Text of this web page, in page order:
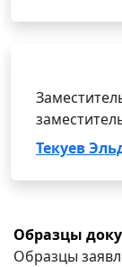
Текуев
Образцы
Образцы